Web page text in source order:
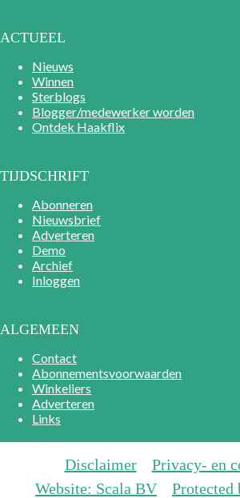
ACTUEEL
Nieuws
Winnen
Sterblogs
Blogger/medewerker worden
Ontdek Haakflix
TIJDSCHRIFT
Abonneren
Nieuwsbrief
Adverteren
Demo
Archief
Inloggen
ALGEMEEN
Contact
Abonnementsvoorwaarden
Winkeliers
Adverteren
Links
Disclaimer
Privacy- en
Website: Scala BV
Protected